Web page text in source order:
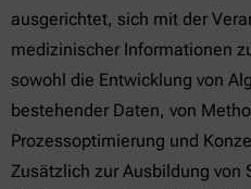
ausgerichtet, sich mit der
medizinischer Informationen
sowohl die Entwicklung von
bestehender Daten, von
Prozessoptimierung und
Zusätzlich zur Ausbildung von